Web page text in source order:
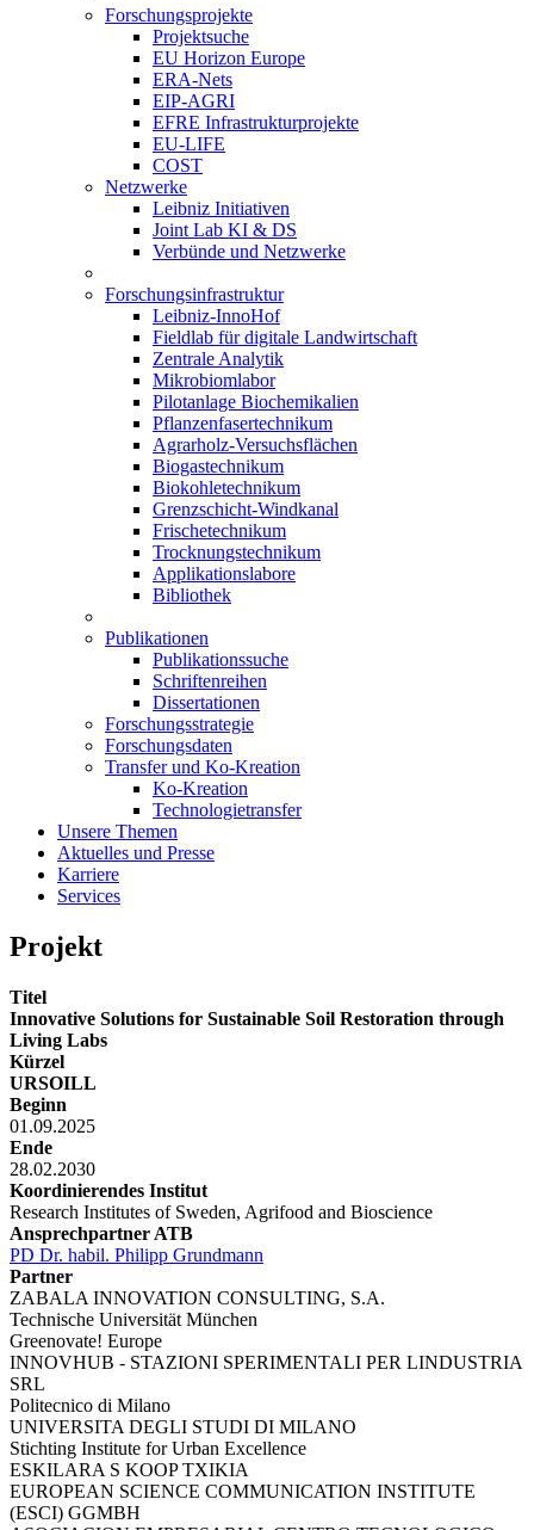
Forschungsprojekte
Projektsuche
EU Horizon Europe
ERA-Nets
EIP-AGRI
EFRE Infrastrukturprojekte
EU-LIFE
COST
Netzwerke
Leibniz Initiativen
Joint Lab KI & DS
Verbünde und Netzwerke
Forschungsinfrastruktur
Leibniz-InnoHof
Fieldlab für digitale Landwirtschaft
Zentrale Analytik
Mikrobiomlabor
Pilotanlage Biochemikalien
Pflanzenfasertechnikum
Agrarholz-Versuchsflächen
Biogastechnikum
Biokohletechnikum
Grenzschicht-Windkanal
Frischetechnikum
Trocknungstechnikum
Applikationslabore
Bibliothek
Publikationen
Publikationssuche
Schriftenreihen
Dissertationen
Forschungsstrategie
Forschungsdaten
Transfer und Ko-Kreation
Ko-Kreation
Technologietransfer
Unsere Themen
Aktuelles und Presse
Karriere
Services
Projekt
Titel
Innovative Solutions for Sustainable Soil Restoration through
Living Labs
Kürzel
URSOILL
Beginn
01.09.2025
Ende
28.02.2030
Koordinierendes Institut
Research Institutes of Sweden, Agrifood and Bioscience
Ansprechpartner ATB
PD Dr. habil. Philipp Grundmann
Partner
ZABALA INNOVATION CONSULTING, S.A.
Technische Universität München
Greenovate! Europe
INNOVHUB - STAZIONI SPERIMENTALI PER LINDUSTRIA
SRL
Politecnico di Milano
UNIVERSITA DEGLI STUDI DI MILANO
Stichting Institute for Urban Excellence
ESKILARA S KOOP TXIKIA
EUROPEAN SCIENCE COMMUNICATION INSTITUTE
(ESCI) GGMBH